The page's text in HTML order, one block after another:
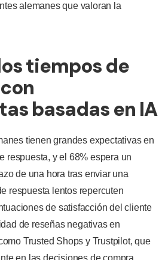
alemanes que valoran la
tiempos de
basadas en IA
tienen grandes expectativas en
respuesta, y el 68% espera un
de una hora tras enviar una
respuesta lentos repercuten
de satisfacción del cliente
de reseñas negativas en
Trusted Shops y Trustpilot, que